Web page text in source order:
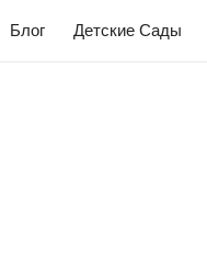
Блог Детские Сады